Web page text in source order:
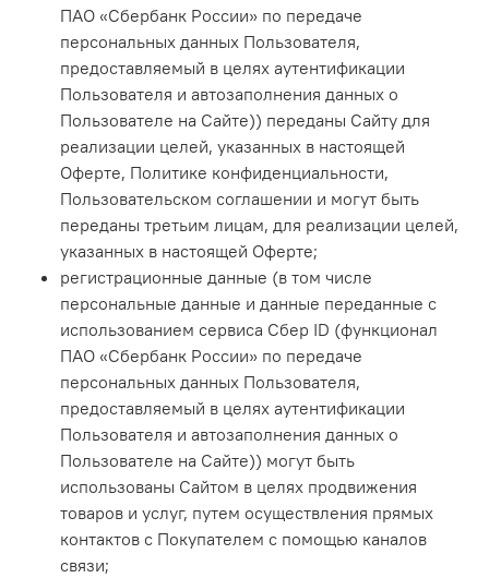
ПАО «Сбербанк России» по передаче
персональных данных Пользователя,
предоставляемый в целях аутентификации
Пользователя и автозаполнения данных о
Пользователе на Сайте)) переданы Сайту для
реализации целей, указанных в настоящей
Оферте, Политике конфиденциальности,
Пользовательском соглашении и могут быть
переданы третьим лицам, для реализации целей,
указанных в настоящей Оферте;
регистрационные данные (в том числе
персональные данные и данные переданные с
использованием сервиса Сбер ID (функционал
ПАО «Сбербанк России» по передаче
персональных данных Пользователя,
предоставляемый в целях аутентификации
Пользователя и автозаполнения данных о
Пользователе на Сайте)) могут быть
использованы Сайтом в целях продвижения
товаров и услуг, путем осуществления прямых
контактов с Покупателем с помощью каналов
связи;